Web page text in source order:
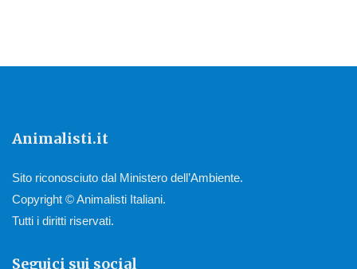
Animalisti.it
Sito riconosciuto dal Ministero dell’Ambiente.
Copyright © Animalisti Italiani.
Tutti i diritti riservati.
Seguici sui social